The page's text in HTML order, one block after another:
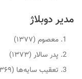
مدیر دوبلاژ
معصوم (۱۳۷۷)
پدر سالار (۱۳۷۳)
تعقیب سایه‌ها (۱۳۶۹)